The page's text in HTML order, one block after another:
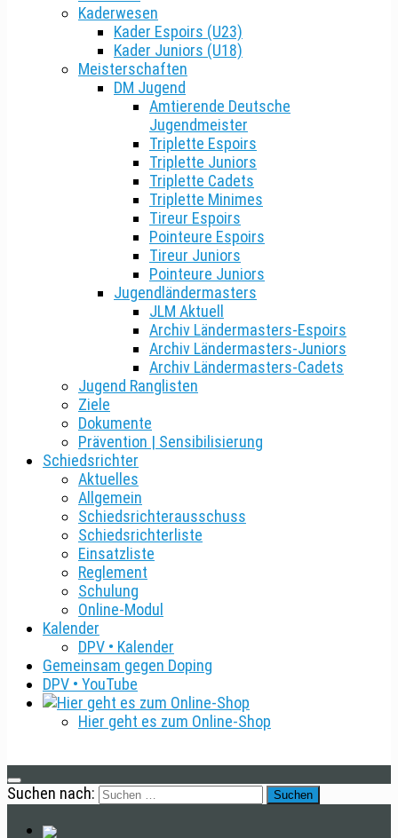
Kaderwesen
Kader Espoirs (U23)
Kader Juniors (U18)
Meisterschaften
DM Jugend
Amtierende Deutsche
Jugendmeister
Triplette Espoirs
Triplette Juniors
Triplette Cadets
Triplette Minimes
Tireur Espoirs
Pointeure Espoirs
Tireur Juniors
Pointeure Juniors
Jugendländermasters
JLM Aktuell
Archiv Ländermasters-Espoirs
Archiv Ländermasters-Juniors
Archiv Ländermasters-Cadets
Jugend Ranglisten
Ziele
Dokumente
Prävention | Sensibilisierung
Schiedsrichter
Aktuelles
Allgemein
Schiedsrichterausschuss
Schiedsrichterliste
Einsatzliste
Reglement
Schulung
Online-Modul
Kalender
DPV • Kalender
Gemeinsam gegen Doping
DPV • YouTube
Hier geht es zum Online-Shop
Suchen nach: